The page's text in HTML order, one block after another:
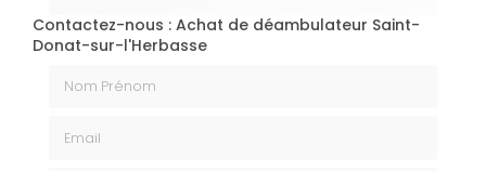
Contactez-nous : Achat de déambulateur Saint-
Donat-sur-l'Herbasse